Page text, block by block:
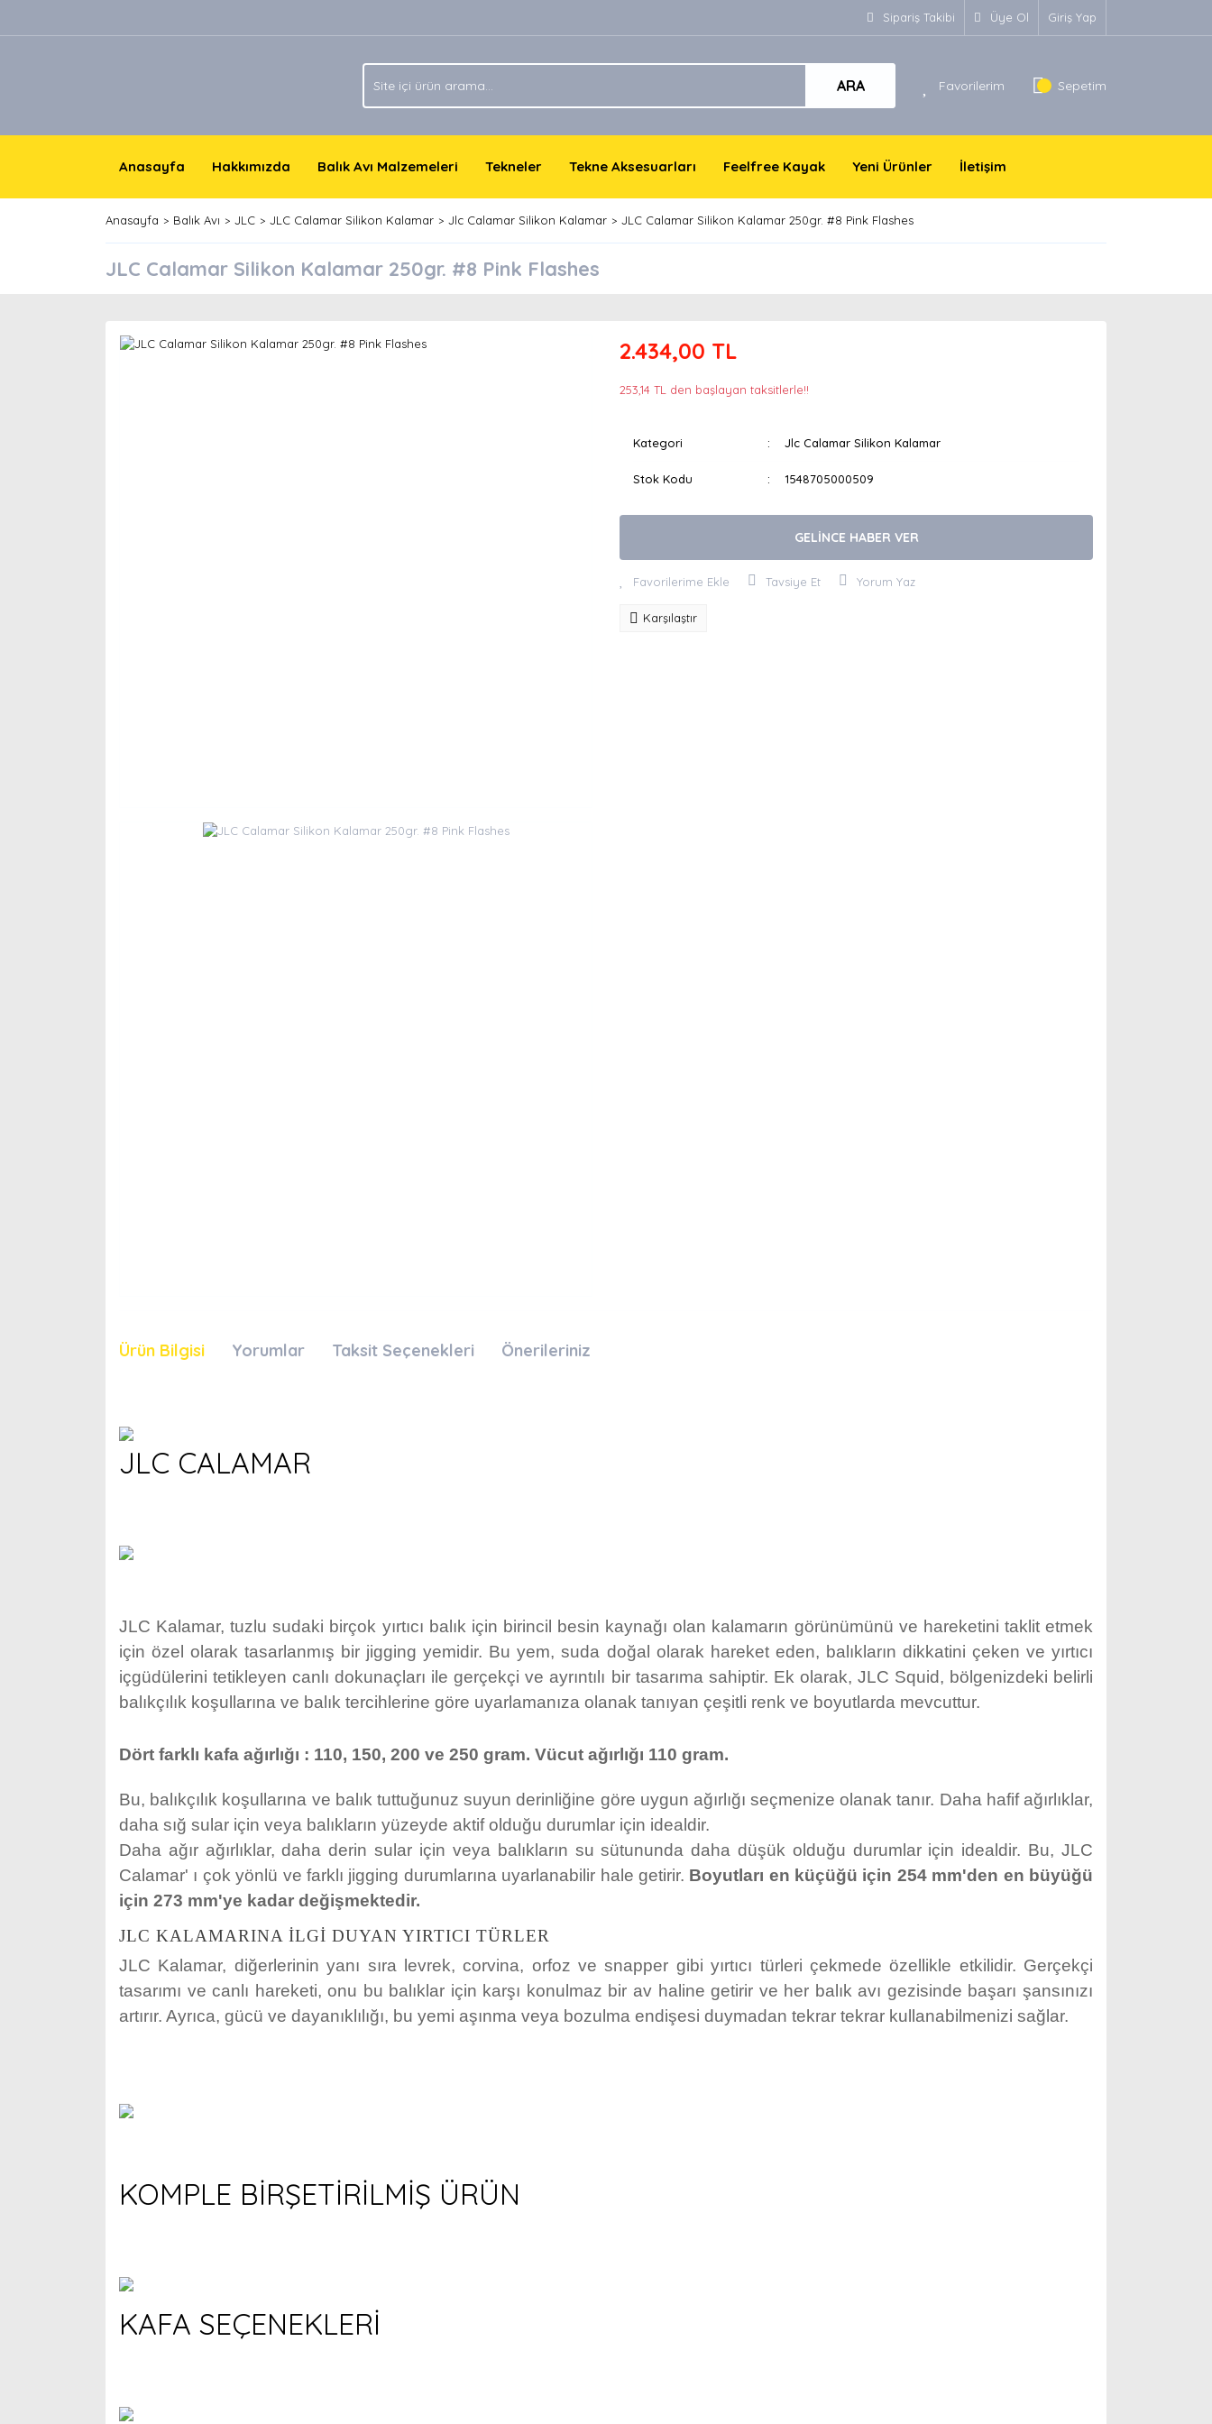
Sipariş Takibi Üye Ol Giriş Yap
ARA Favorilerim Sepetim
Anasayfa Hakkımızda Balık Avı Malzemeleri Tekneler Tekne Aksesuarları Feelfree Kayak Yeni Ürünler İletişim
Anasayfa Balık Avı JLC JLC Calamar Silikon Kalamar Jlc Calamar Silikon Kalamar JLC Calamar Silikon Kalamar 250gr. #8 Pink Flashes
JLC Calamar Silikon Kalamar 250gr. #8 Pink Flashes
2.434,00 TL
253,14 TL den başlayan taksitlerle!!
Kategori Jlc Calamar Silikon Kalamar
Stok Kodu 1548705000509
GELİNCE HABER VER
Tavsiye Et Yorum Yaz
Karşılaştır
Ürün Bilgisi Yorumlar Taksit Seçenekleri Önerileriniz
JLC CALAMAR
JLC Kalamar, tuzlu sudaki birçok yırtıcı balık için birincil besin kaynağı olan kalamarın görünümünü ve hareketini taklit etmek
için özel olarak tasarlanmış bir jigging yemidir. Bu yem, suda doğal olarak hareket eden, balıkların dikkatini çeken ve yırtıcı
içgüdülerini tetikleyen canlı dokunaçları ile gerçekçi ve ayrıntılı bir tasarıma sahiptir. Ek olarak, JLC Squid, bölgenizdeki belirli
balıkçılık koşullarına ve balık tercihlerine göre uyarlamanıza olanak tanıyan çeşitli renk ve boyutlarda mevcuttur.
Dört farklı kafa ağırlığı : 110, 150, 200 ve 250 gram. Vücut ağırlığı 110 gram.
Bu, balıkçılık koşullarına ve balık tuttuğunuz suyun derinliğine göre uygun ağırlığı seçmenize olanak tanır. Daha hafif ağırlıklar,
daha sığ sular için veya balıkların yüzeyde aktif olduğu durumlar için idealdir.
Daha ağır ağırlıklar, daha derin sular için veya balıkların su sütununda daha düşük olduğu durumlar için idealdir. Bu, JLC
Calamar' ı çok yönlü ve farklı jigging durumlarına uyarlanabilir hale getirir. Boyutları en küçüğü için 254 mm'den en büyüğü
için 273 mm'ye kadar değişmektedir.
JLC KALAMARINA ILGI DUYAN YIRTICI TÜRLER
JLC Kalamar, diğerlerinin yanı sıra levrek, corvina, orfoz ve snapper gibi yırtıcı türleri çekmede özellikle etkilidir. Gerçekçi
tasarımı ve canlı hareketi, onu bu balıklar için karşı konulmaz bir av haline getirir ve her balık avı gezisinde başarı şansınızı
artırır. Ayrıca, gücü ve dayanıklılığı, bu yemi aşınma veya bozulma endişesi duymadan tekrar tekrar kullanabilmenizi sağlar.
KOMPLE BİRŞETİRİLMİŞ ÜRÜN
KAFA SEÇENEKLERİ